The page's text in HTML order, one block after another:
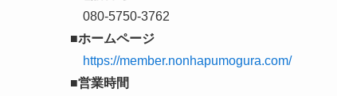
080-5750-3762
■ホームページ
https://member.nonhapumogura.com/
■営業時間